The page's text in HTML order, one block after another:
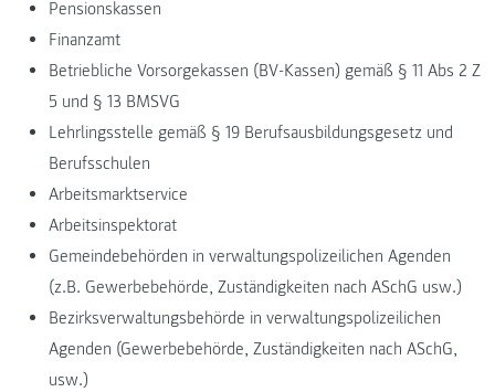
Pensionskassen
Finanzamt
Betriebliche Vorsorgekassen (BV-Kassen) gemäß § 11 Abs 2 Z
5 und § 13 BMSVG
Lehrlingsstelle gemäß § 19 Berufsausbildungsgesetz und
Berufsschulen
Arbeitsmarktservice
Arbeitsinspektorat
Gemeindebehörden in verwaltungspolizeilichen Agenden
(z.B. Gewerbebehörde, Zuständigkeiten nach ASchG usw.)
Bezirksverwaltungsbehörde in verwaltungspolizeilichen
Agenden (Gewerbebehörde, Zuständigkeiten nach ASchG,
usw.)